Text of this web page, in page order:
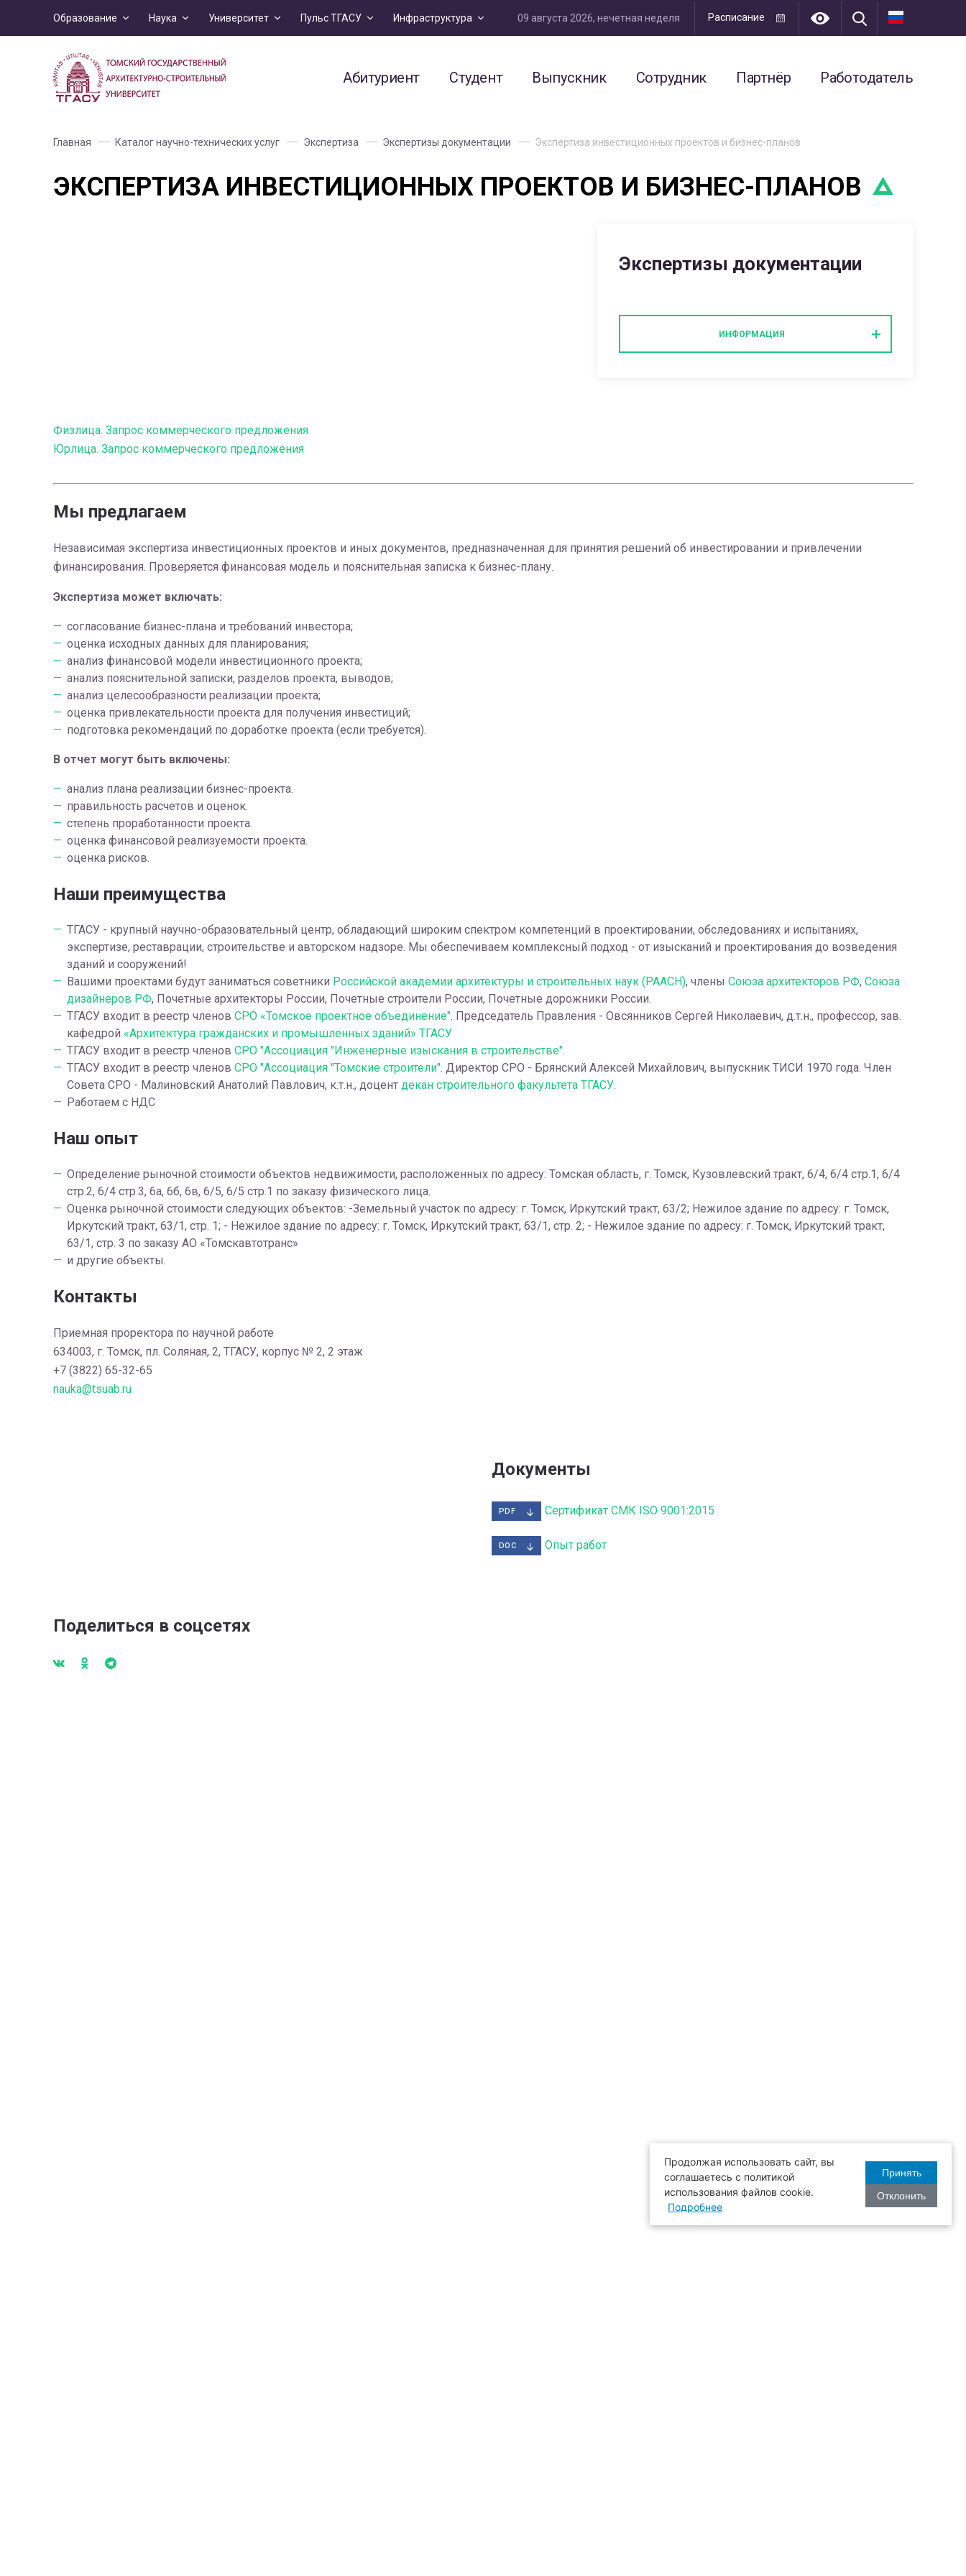
Образование Наука Университет Пульс ТГАСУ Инфраструктура 09 августа 2026, нечетная неделя Расписание
Абитуриент Студент Выпускник Сотрудник Партнёр Работодатель
Главная Каталог научно-технических услуг Экспертиза Экспертизы документации Экспертиза инвестиционных проектов и бизнес-планов
ЭКСПЕРТИЗА ИНВЕСТИЦИОННЫХ ПРОЕКТОВ И БИЗНЕС-ПЛАНОВ
Экспертизы документации
ИНФОРМАЦИЯ
Физлица. Запрос коммерческого предложения
Юрлица. Запрос коммерческого предложения
Мы предлагаем
Независимая экспертиза инвестиционных проектов и иных документов, предназначенная для принятия решений об инвестировании и привлечении
финансирования. Проверяется финансовая модель и пояснительная записка к бизнес-плану.
Экспертиза может включать:
согласование бизнес-плана и требований инвестора;
оценка исходных данных для планирования;
анализ финансовой модели инвестиционного проекта;
анализ пояснительной записки, разделов проекта, выводов;
анализ целесообразности реализации проекта;
оценка привлекательности проекта для получения инвестиций;
подготовка рекомендаций по доработке проекта (если требуется).
В отчет могут быть включены:
анализ плана реализации бизнес-проекта.
правильность расчетов и оценок.
степень проработанности проекта.
оценка финансовой реализуемости проекта.
оценка рисков.
Наши преимущества
ТГАСУ - крупный научно-образовательный центр, обладающий широким спектром компетенций в проектировании, обследованиях и испытаниях,
экспертизе, реставрации, строительстве и авторском надзоре. Мы обеспечиваем комплексный подход - от изысканий и проектирования до возведения
зданий и сооружений!
Вашими проектами будут заниматься советники Российской академии архитектуры и строительных наук (РААСН), члены Союза архитекторов РФ, Союза
дизайнеров РФ, Почетные архитекторы России, Почетные строители России, Почетные дорожники России.
ТГАСУ входит в реестр членов СРО «Томское проектное объединение". Председатель Правления - Овсянников Сергей Николаевич, д.т.н., профессор, зав.
кафедрой «Архитектура гражданских и промышленных зданий» ТГАСУ
ТГАСУ входит в реестр членов СРО "Ассоциация "Инженерные изыскания в строительстве".
ТГАСУ входит в реестр членов СРО "Ассоциация "Томские строители". Директор СРО - Брянский Алексей Михайлович, выпускник ТИСИ 1970 года. Член
Совета СРО - Малиновский Анатолий Павлович, к.т.н., доцент декан строительного факультета ТГАСУ.
Работаем с НДС
Наш опыт
Определение рыночной стоимости объектов недвижимости, расположенных по адресу: Томская область, г. Томск, Кузовлевский тракт, 6/4, 6/4 стр.1, 6/4
стр.2, 6/4 стр.3, 6а, 6б, 6в, 6/5, 6/5 стр.1 по заказу физического лица.
Оценка рыночной стоимости следующих объектов: -Земельный участок по адресу: г. Томск, Иркутский тракт, 63/2; Нежилое здание по адресу: г. Томск,
Иркутский тракт, 63/1, стр. 1; - Нежилое здание по адресу: г. Томск, Иркутский тракт, 63/1, стр. 2; - Нежилое здание по адресу: г. Томск, Иркутский тракт,
63/1, стр. 3 по заказу АО «Томскавтотранс»
и другие объекты.
Контакты
Приемная проректора по научной работе
634003, г. Томск, пл. Соляная, 2, ТГАСУ, корпус № 2, 2 этаж
+7 (3822) 65-32-65
nauka@tsuab.ru
Документы
PDF Сертификат СМК ISO 9001:2015
DOC Опыт работ
Поделиться в соцсетях
Продолжая использовать сайт, вы
соглашаетесь с политикой
использования файлов cookie.
Подробнее
Принять
Отклонить